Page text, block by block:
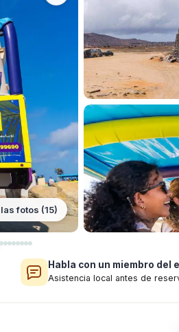
fotos (15)
Habla con un miembro del
Asistencia local antes de